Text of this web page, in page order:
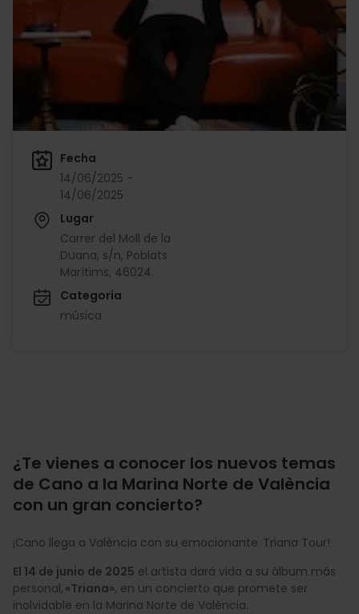
Fecha
14/06/2025 -
14/06/2025
Lugar
Carrer del Moll de la
Duana, s/n, Poblats
Marítims, 46024.
Categoría
música
¿Te vienes a conocer los nuevos temas
de Cano a la Marina Norte de València
con un gran concierto?
¡Cano llega a València con su emocionante Triana Tour!
El 14 de junio de 2025 el artista dará vida a su álbum más
personal, «Triana», en un concierto que promete ser
inolvidable en la Marina Norte de València.